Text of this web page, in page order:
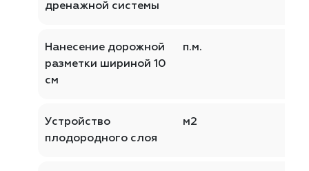
дренажной системы
Нанесение дорожной
разметки шириной 10
см
п.м.
Устройство
плодородного слоя
м2